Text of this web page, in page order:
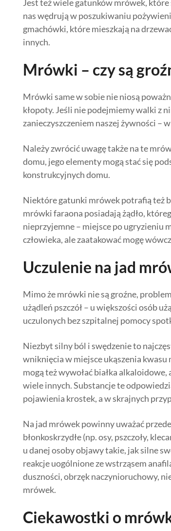
Jest też wiele gatunków mrówek, które
nas wędrują w poszukiwaniu
gmachówki, które mieszkają na
innych.
Mrówki – czy są
Mrówki same w sobie nie niosą
kłopoty. Jeśli nie podejmiemy walki z
zanieczyszczeniem naszej żywności –
Należy zwrócić uwagę także na te
domu, jego elementy mogą stać się
konstrukcyjnych domu.
Niektóre gatunki mrówek potrafią też
mrówki faraona posiadają żądło,
nieprzyjemne – miejsce po ugryzieniu
człowieka, ale zaatakować mogę
Uczulenie na jad
Mimo że mrówki nie są groźne,
użądleń pszczół – u większości osób
uczulonych bez szpitalnej pomocy
Niezbyt silny ból i swędzenie to
wniknięcia w miejsce ukąszenia
mogą też wywołać białka
wiele innych. Substancje te
pojawienia krostek, a w skrajnych
Na jad mrówek powinny uważać
błonkoskrzydłe (np. osy, pszczoły,
u danej osoby objawy takie, jak silne
reakcje uogólnione ze wstrząsem
duszności, obrzęk naczynioruchowy,
mrówek.
Ciekawostki o